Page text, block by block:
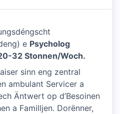
e Psycholog
32 Stonnen/Woch.
sinn eng zentral
ambulant Servicer a
Äntwert op d’Besoinen
a Familljen. Dorënner,